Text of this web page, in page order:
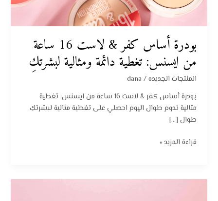
بودرة أساس كفر & لاست 16 ساعة
من ايسنس: تغطية دائمة ومثالية لبشرتكِ
المنتجات الجديده/
dana
بودرة أساس كفر & لاست 16 ساعة من ايسنس: تغطية
مثالية تدوم طوال اليوم احصلي على تغطية مثالية لبشرتكِ
طوال […]
قراءة المزيد »